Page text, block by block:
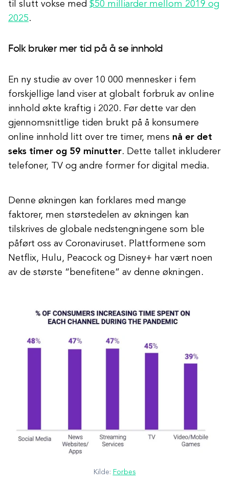
til slutt vokse med $50 milliarder mellom 2019 og
2025.
Folk bruker mer tid på å se innhold
En ny studie av over 10 000 mennesker i fem
forskjellige land viser at globalt forbruk av online
innhold økte kraftig i 2020. Før dette var den
gjennomsnittlige tiden brukt på å konsumere
online innhold litt over tre timer, mens nå er det
seks timer og 59 minutter. Dette tallet inkluderer
telefoner, TV og andre former for digital media.
Denne økningen kan forklares med mange
faktorer, men størstedelen av økningen kan
tilskrives de globale nedstengningene som ble
påført oss av Coronaviruset. Plattformene som
Netflix, Hulu, Peacock og Disney+ har vært noen
av de største “benefitene” av denne økningen.
Kilde: Forbes